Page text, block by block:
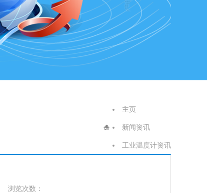
主页
新闻资讯
工业温度计资讯
浏览次数：